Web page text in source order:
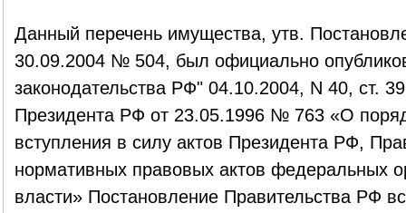
Данный перечень имущества, утв.
30.09.2004 № 504, был официально
законодательства РФ" 04.10.2004, N 40, ст.
Президента РФ от 23.05.1996 № 763 «О
вступления в силу актов Президента РФ,
нормативных правовых актов федеральных
власти» Постановление Правительства РФ